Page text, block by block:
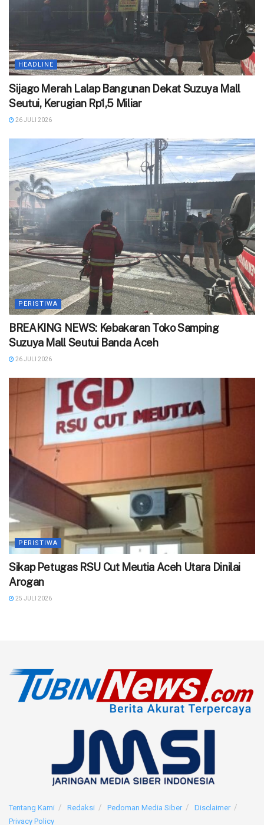
HEADLINE
Sijago Merah Lalap Bangunan Dekat Suzuya Mall
Seutui, Kerugian Rp1,5 Miliar
26 JULI 2026
PERISTIWA
BREAKING NEWS: Kebakaran Toko Samping
Suzuya Mall Seutui Banda Aceh
26 JULI 2026
PERISTIWA
‎Sikap Petugas RSU Cut Meutia Aceh Utara Dinilai
Arogan
25 JULI 2026
Tentang Kami Redaksi Pedoman Media Siber
Disclaimer
Privacy Policy